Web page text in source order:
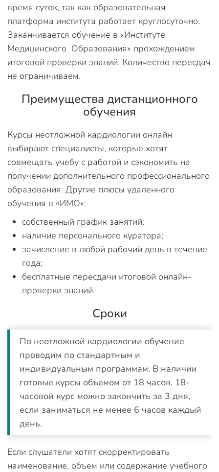
время суток, так как образовательная
платформа института работает круглосуточно.
Заканчивается обучение в «Институте
Медицинского Образования» прохождением
итоговой проверки знаний. Количество пересдач
не ограничиваем.
Преимущества дистанционного
обучения
Курсы неотложной кардиологии онлайн
выбирают специалисты, которые хотят
совмещать учебу с работой и сэкономить на
получении дополнительного профессионального
образования. Другие плюсы удаленного
обучения в «ИМО»:
собственный график занятий;
наличие персонального куратора;
зачисление в любой рабочий день в течение
года;
бесплатные пересдачи итоговой онлайн-
проверки знаний.
Сроки
По неотложной кардиологии обучение
проводим по стандартным и
индивидуальным программам. В наличии
готовые курсы объемом от 18 часов. 18-
часовой курс можно закончить за 3 дня,
если заниматься не менее 6 часов каждый
день.
Если слушатели хотят скорректировать
наименование, объем или содержание учебного